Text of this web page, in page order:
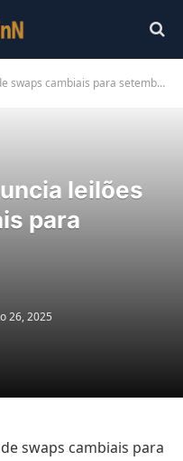
swaps cambiais para setembro
leilões
para
26, 2025
swaps cambiais para